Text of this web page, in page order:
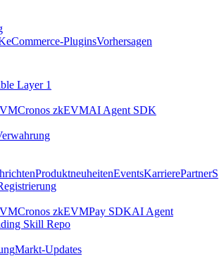
eCommerce-PluginsVorhersagen
Layer 1
Cronos zkEVMAI Agent SDK
ProduktneuheitenEventsKarrierePartnerS
Cronos zkEVMPay SDKAI Agent
Skill Repo
Markt-Updates